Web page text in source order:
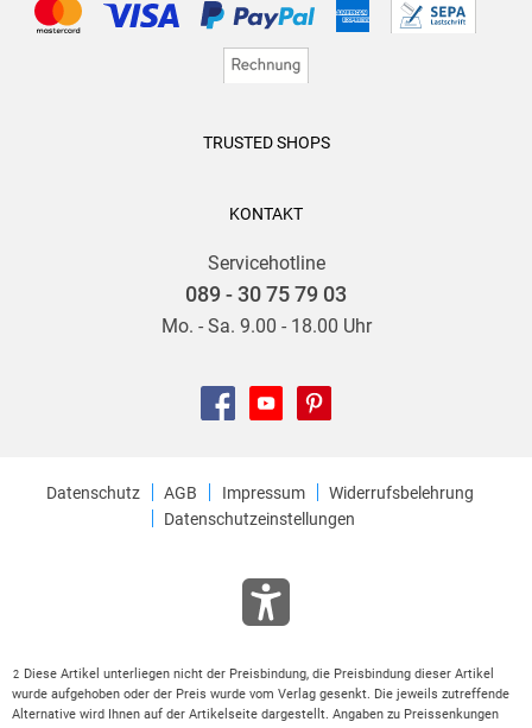
TRUSTED SHOPS
KONTAKT
Servicehotline
089 - 30 75 79 03
Mo. - Sa. 9.00 - 18.00 Uhr
Datenschutz AGB Impressum
Widerrufsbelehrung
Datenschutzeinstellungen
2 Diese Artikel unterliegen nicht der Preisbindung, die Preisbindung dieser Artikel
wurde aufgehoben oder der Preis wurde vom Verlag gesenkt. Die jeweils zutreffende
Alternative wird Ihnen auf der Artikelseite dargestellt. Angaben zu Preissenkungen